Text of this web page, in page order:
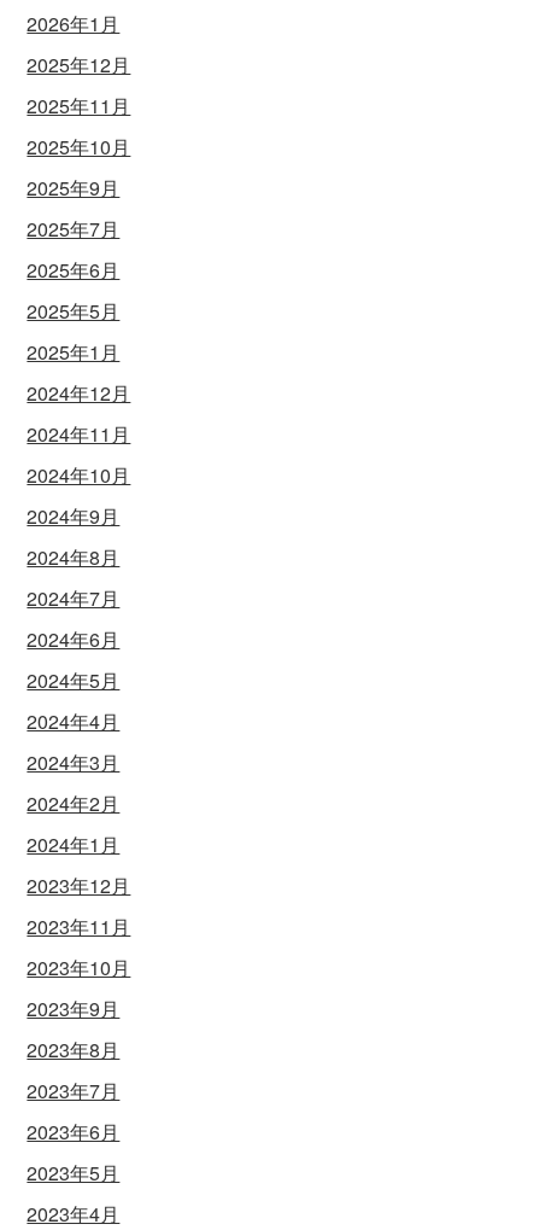
2026年1月
2025年12月
2025年11月
2025年10月
2025年9月
2025年7月
2025年6月
2025年5月
2025年1月
2024年12月
2024年11月
2024年10月
2024年9月
2024年8月
2024年7月
2024年6月
2024年5月
2024年4月
2024年3月
2024年2月
2024年1月
2023年12月
2023年11月
2023年10月
2023年9月
2023年8月
2023年7月
2023年6月
2023年5月
2023年4月